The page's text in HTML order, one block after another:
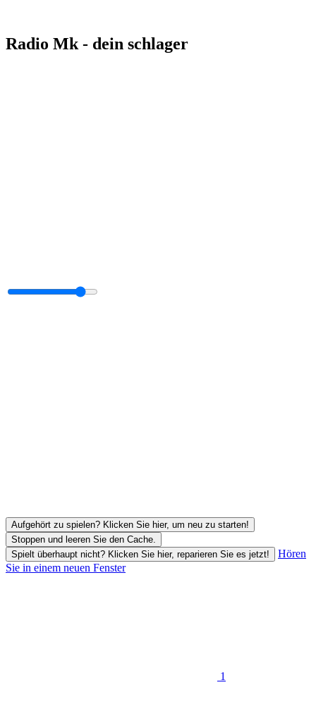
Radio Mk - dein schlager
Aufgehört zu spielen? Klicken Sie hier, um neu zu starten!
Stoppen und leeren Sie den Cache.
Spielt überhaupt nicht? Klicken Sie hier, reparieren Sie es jetzt!
Hören
Sie in einem neuen Fenster
1